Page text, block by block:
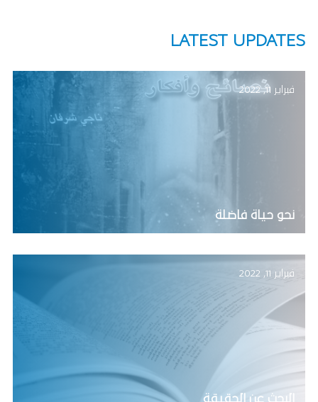
LATEST UPDATES
فبراير 11, 2022
نحو حياة فاضلة
فبراير 11, 2022
البحث عن الحقيقة